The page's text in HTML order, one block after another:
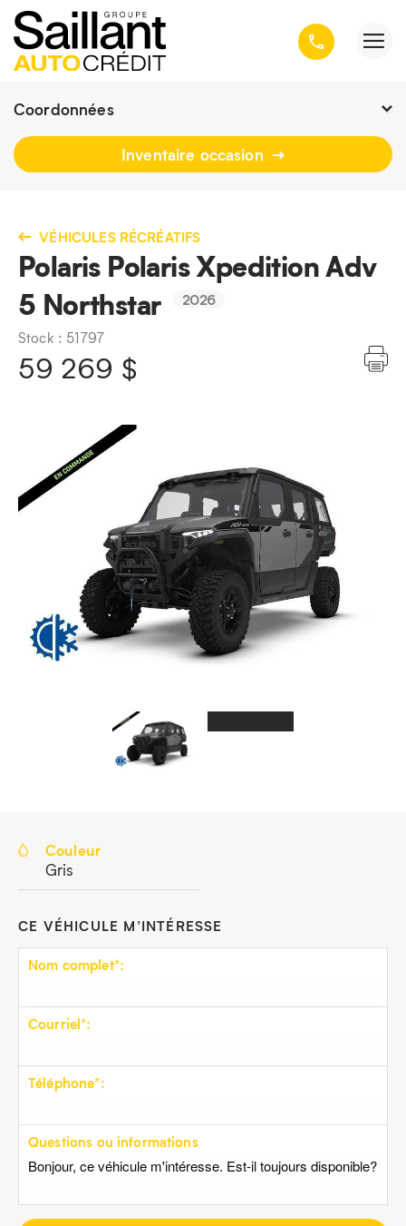
Coordonnées
Fermé : Ouverture-
418 659-6431
Inventaire occasion
VÉHICULES RÉCRÉATIFS
Polaris Polaris Xpedition Adv
5 Northstar
2026
Stock : 51797
59 269 $
Couleur
Gris
CE VÉHICULE M’INTÉRESSE
Nom complet*:
Courriel*:
Téléphone*:
Questions ou informations